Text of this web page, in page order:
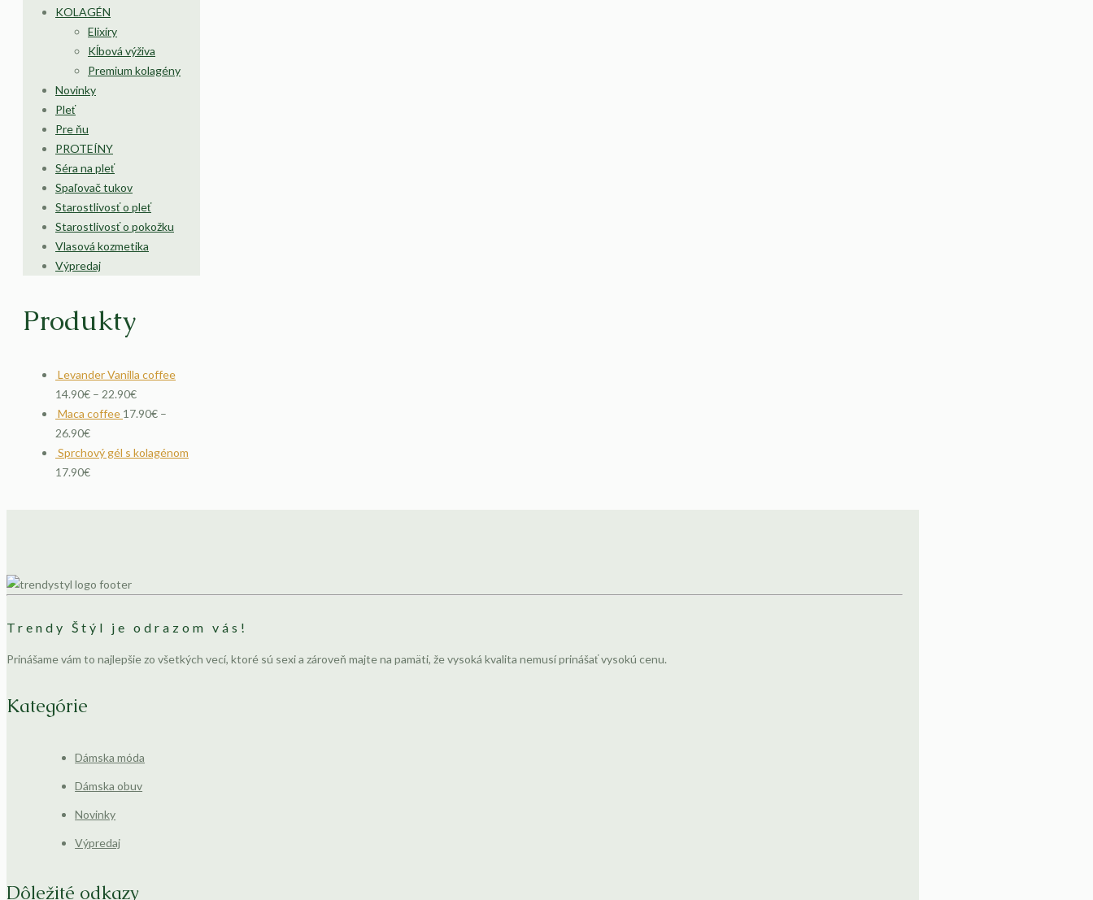
KOLAGÉN
Elixíry
Kĺbová výživa
Premium kolagény
Novinky
Pleť
Pre ňu
PROTEÍNY
Séra na pleť
Spaľovač tukov
Starostlivosť o pleť
Starostlivosť o pokožku
Vlasová kozmetika
Výpredaj
Produkty
Levander Vanilla coffee
14.90€ – 22.90€
Maca coffee 17.90€ –
26.90€
Sprchový gél s kolagénom
17.90€
Trendy Štýl je odrazom vás!
Prinášame vám to najlepšie zo všetkých vecí, ktoré sú sexi a zároveň majte na pamäti, že vysoká kvalita nemusí prinášať vysokú cenu.
Kategórie
Dámska móda
Dámska obuv
Novinky
Výpredaj
Dôležité odkazy